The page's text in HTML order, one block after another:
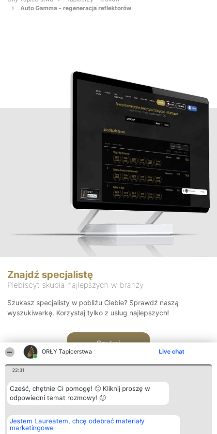
ORŁY Tapicerstwa Live chat
22:31
Cześć, chętnie Ci pomogę! 🙂 Kliknij proszę w
odpowiedni temat rozmowy! 🙂
Jestem Laureatem, chcę odebrać materiały
marketingowe
Auto Gamma - regeneracja reflektorów
Znajdź specjalistę
Plebiscyt skupia najlepszych w branży
Szukasz specjalisty w pobliżu Ciebie? Sprawdź naszą
wyszukiwarkę. Korzystaj tylko z usług najlepszych!
Szukaj
Organizator plebiscytu
Bright Side Solutions sp. z o.
o. sp. k.
Plebiscyt
Laureaci
Kontakt
Kontakt